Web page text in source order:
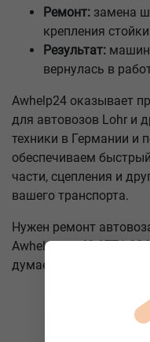
Ремонт: замена
крепления
Результат:
вернулась в
Awhelp24 оказывает
для автовозов Lohr и
техники в Германии и
обеспечиваем
части, сцепления и
вашего транспорта.
Нужен ремонт
Awhelp24:+49 9771
думаете!